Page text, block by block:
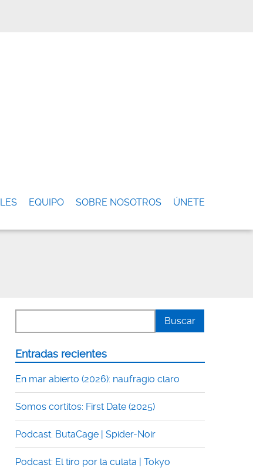
EQUIPO SOBRE NOSOTROS ÚNETE
Entradas recientes
En mar abierto (2026): naufragio claro
Somos cortitos: First Date (2025)
Podcast: ButaCage | Spider-Noir
Podcast: El tiro por la culata | Tokyo